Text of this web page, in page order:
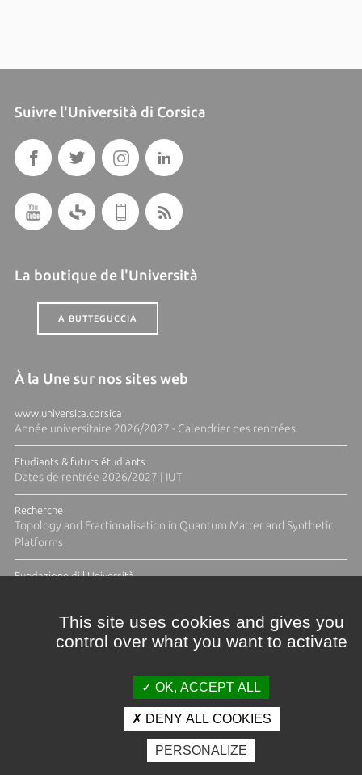
Suivre l'Università di Corsica
La boutique de l'Università
A BUTTEGUCCIA
À la Une sur nos sites web
www.universita.corsica
Année universitaire 2026/2027 - Calendrier des rentrées
Etudiants & futurs étudiants
Dates de rentrée 2026/2027 | IUT
Recherche
Topology and Fractionalisation in Quantum Matter and Synthetic
Platforms
Fundazione di l'Università
Crédits et mentions légales
Espace presse
Photothèque
This site uses cookies and gives you
control over what you want to activate
OK, ACCEPT ALL
DENY ALL COOKIES
PERSONALIZE